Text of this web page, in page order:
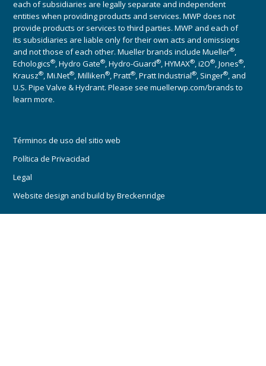
each of subsidiaries are legally separate and independent
entities when providing products and services. MWP does not
provide products or services to third parties. MWP and each of
its subsidiaries are liable only for their own acts and omissions
and not those of each other. Mueller brands include Mueller®,
Echologics®, Hydro Gate®, Hydro-Guard®, HYMAX®, i2O®, Jones®,
Krausz®, Mi.Net®, Milliken®, Pratt®, Pratt Industrial®, Singer®, and
U.S. Pipe Valve & Hydrant. Please see muellerwp.com/brands to
learn more.
Términos de uso del sitio web
Política de Privacidad
Legal
Website design and build byBreckenridge